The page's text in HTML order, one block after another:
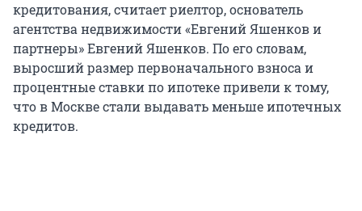
кредитования, считает риелтор, основатель
агентства недвижимости «Евгений Яшенков и
партнеры» Евгений Яшенков. По его словам,
выросший размер первоначального взноса и
процентные ставки по ипотеке привели к тому,
что в Москве стали выдавать меньше ипотечных
кредитов.